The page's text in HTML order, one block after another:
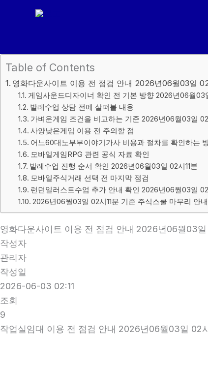
건
너
Table of Contents
영화다운사이트 이용 전 점검 안내 2026년06월03일
게임사운드디자이너 확인 전 기본 방향 2026년06월03
발레수업 상담 전에 살펴볼 내용
가벼운게임 조건을 비교하는 기준 2026년06월03일 02
사양낮은게임 이용 전 주의할 점
어느60대노부부이야기가사 비용과 절차를 확인하는
모바일게임RPG 관련 공식 자료 확인
발레수업 진행 순서 확인 2026년06월03일 02시11분
모바일주식거래 선택 전 마지막 점검
런던일러스트수업 추가 안내 확인 2026년06월03일 02
2026년06월03일 02시11분 기준 주식스쿨 마무리 안내
영화다운사이트 이용 전 점검 안내 2026년06월03일
작성자
관리자
작성일
2026-06-03 02:11
조회
9
작업실임대 이용 전 점검 안내 2026년06월03일 02